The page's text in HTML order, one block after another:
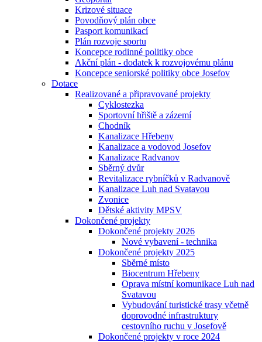
Krizové situace
Povodňový plán obce
Pasport komunikací
Plán rozvoje sportu
Koncepce rodinné politiky obce
Akční plán - dodatek k rozvojovému plánu
Koncepce seniorské politiky obce Josefov
Dotace
Realizované a připravované projekty
Cyklostezka
Sportovní hřiště a zázemí
Chodník
Kanalizace Hřebeny
Kanalizace a vodovod Josefov
Kanalizace Radvanov
Sběrný dvůr
Revitalizace rybníčků v Radvanově
Kanalizace Luh nad Svatavou
Zvonice
Dětské aktivity MPSV
Dokončené projekty
Dokončené projekty 2026
Nové vybavení - technika
Dokončené projekty 2025
Sběrné místo
Biocentrum Hřebeny
Oprava místní komunikace Luh nad
Svatavou
Vybudování turistické trasy včetně
doprovodné infrastruktury
cestovního ruchu v Josefově
Dokončené projekty v roce 2024